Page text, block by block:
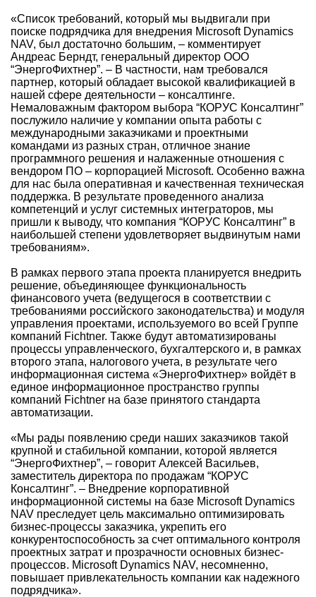
«Список требований, который мы выдвигали при
поиске подрядчика для внедрения Microsoft Dynamics
NAV, был достаточно большим, – комментирует
Андреас Берндт, генеральный директор ООО
“ЭнергоФихтнер”. – В частности, нам требовался
партнер, который обладает высокой квалификацией в
нашей сфере деятельности – консалтинге.
Немаловажным фактором выбора “КОРУС Консалтинг”
послужило наличие у компании опыта работы с
международными заказчиками и проектными
командами из разных стран, отличное знание
программного решения и налаженные отношения с
вендором ПО – корпорацией Microsoft. Особенно важна
для нас была оперативная и качественная техническая
поддержка. В результате проведенного анализа
компетенций и услуг системных интеграторов, мы
пришли к выводу, что компания “КОРУС Консалтинг” в
наибольшей степени удовлетворяет выдвинутым нами
требованиям».
В рамках первого этапа проекта планируется внедрить
решение, объединяющее функциональность
финансового учета (ведущегося в соответствии с
требованиями российского законодательства) и модуля
управления проектами, используемого во всей Группе
компаний Fichtner. Также будут автоматизированы
процессы управленческого, бухгалтерского и, в рамках
второго этапа, налогового учета, в результате чего
информационная система «ЭнергоФихтнер» войдёт в
единое информационное пространство группы
компаний Fichtner на базе принятого стандарта
автоматизации.
«Мы рады появлению среди наших заказчиков такой
крупной и стабильной компании, которой является
“ЭнергоФихтнер”, – говорит Алексей Васильев,
заместитель директора по продажам “КОРУС
Консалтинг”. – Внедрение корпоративной
информационной системы на базе Microsoft Dynamics
NAV преследует цель максимально оптимизировать
бизнес-процессы заказчика, укрепить его
конкурентоспособность за счет оптимального контроля
проектных затрат и прозрачности основных бизнес-
процессов. Microsoft Dynamics NAV, несомненно,
повышает привлекательность компании как надежного
подрядчика».